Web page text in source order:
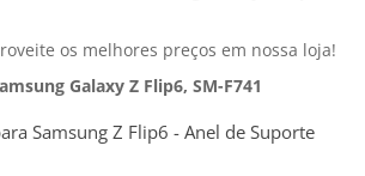
os melhores preços em nossa loja!
Galaxy Z Flip6, SM-F741
Samsung Z Flip6 - Anel de Suporte